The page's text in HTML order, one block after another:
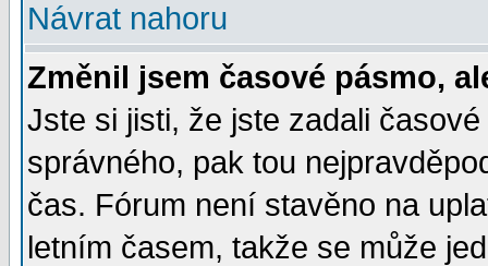
Návrat nahoru
Změnil jsem časové pásmo,
Jste si jisti, že jste zadali
správného, pak tou
čas. Fórum není stavěno na
letním časem, takže se může